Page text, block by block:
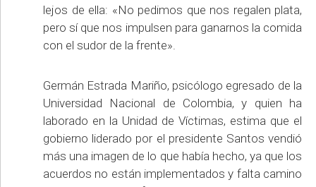
lejos de ella: «No pedimos que nos regalen plata,
pero sí que nos impulsen para ganarnos la comida
con el sudor de la frente».
Germán Estrada Mariño, psicólogo egresado de la
Universidad Nacional de Colombia, y quien ha
laborado en la Unidad de Víctimas, estima que el
gobierno liderado por el presidente Santos vendió
más una imagen de lo que había hecho, ya que los
acuerdos no están implementados y falta camino